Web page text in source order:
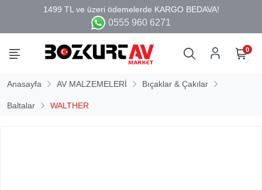
0555 960 6271
0
Anasayfa AV MALZEMELERİ Bıçaklar & Çakılar
Baltalar WALTHER